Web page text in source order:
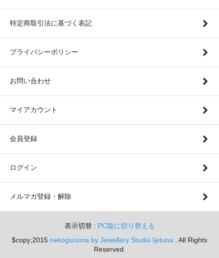
特定商取引法に基づく表記
プライバシーポリシー
お問い合わせ
マイアカウント
会員登録
ログイン
メルマガ登録・解除
表示切替 : PC版に切り替える
$copy;2015 nekoguruma by Jewellery Studio Ijeluna . All Rights
Reserved.